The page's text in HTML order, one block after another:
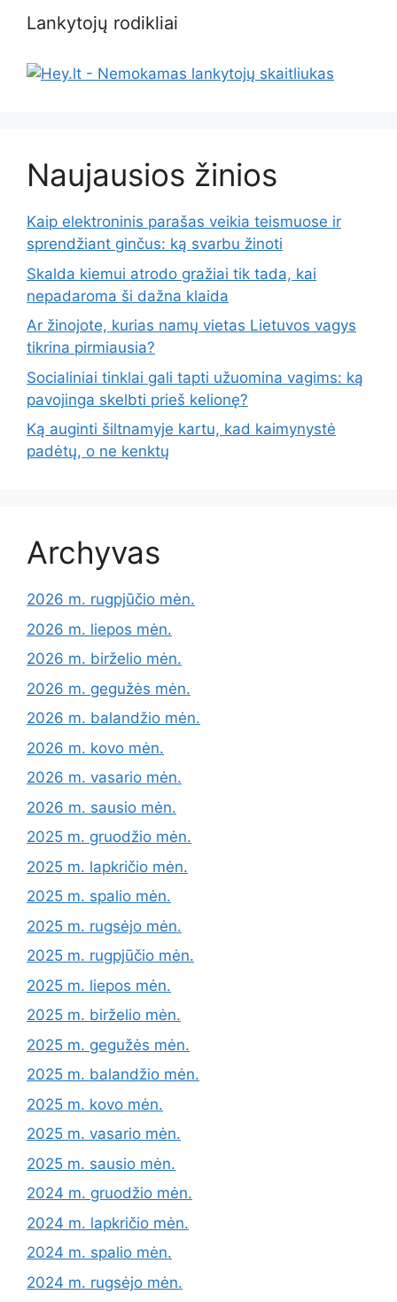
Lankytojų rodikliai
Naujausios žinios
Kaip elektroninis parašas veikia teismuose ir
sprendžiant ginčus: ką svarbu žinoti
Skalda kiemui atrodo gražiai tik tada, kai
nepadaroma ši dažna klaida
Ar žinojote, kurias namų vietas Lietuvos vagys
tikrina pirmiausia?
Socialiniai tinklai gali tapti užuomina vagims: ką
pavojinga skelbti prieš kelionę?
Ką auginti šiltnamyje kartu, kad kaimynystė
padėtų, o ne kenktų
Archyvas
2026 m. rugpjūčio mėn.
2026 m. liepos mėn.
2026 m. birželio mėn.
2026 m. gegužės mėn.
2026 m. balandžio mėn.
2026 m. kovo mėn.
2026 m. vasario mėn.
2026 m. sausio mėn.
2025 m. gruodžio mėn.
2025 m. lapkričio mėn.
2025 m. spalio mėn.
2025 m. rugsėjo mėn.
2025 m. rugpjūčio mėn.
2025 m. liepos mėn.
2025 m. birželio mėn.
2025 m. gegužės mėn.
2025 m. balandžio mėn.
2025 m. kovo mėn.
2025 m. vasario mėn.
2025 m. sausio mėn.
2024 m. gruodžio mėn.
2024 m. lapkričio mėn.
2024 m. spalio mėn.
2024 m. rugsėjo mėn.